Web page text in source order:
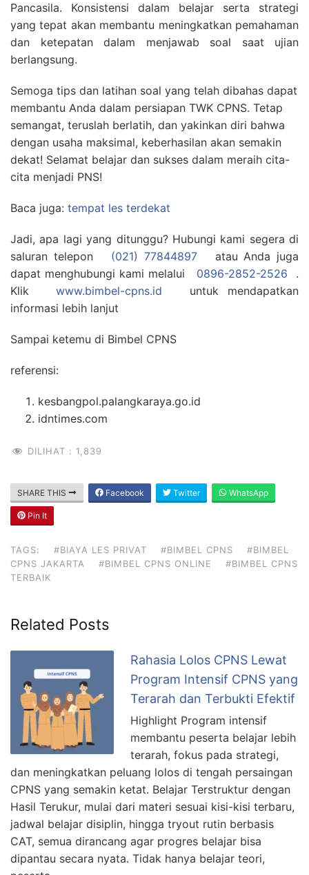
Pancasila. Konsistensi dalam belajar serta strategi
yang tepat akan membantu meningkatkan pemahaman
dan ketepatan dalam menjawab soal saat ujian
berlangsung.
Semoga tips dan latihan soal yang telah dibahas dapat
membantu Anda dalam persiapan TWK CPNS. Tetap
semangat, teruslah berlatih, dan yakinkan diri bahwa
dengan usaha maksimal, keberhasilan akan semakin
dekat! Selamat belajar dan sukses dalam meraih cita-
cita menjadi PNS!
Baca juga: tempat les terdekat
Jadi, apa lagi yang ditunggu? Hubungi kami segera di
saluran telepon (021) 77844897atau Anda juga
dapat menghubungi kami melalui 0896-2852-2526 .
Klikwww.bimbel-cpns.id untuk mendapatkan
informasi lebih lanjut
Sampai ketemu di Bimbel CPNS
referensi:
kesbangpol.palangkaraya.go.id
idntimes.com
DILIHAT : 1,839
SHARE THIS Facebook Twitter WhatsApp
Pin It
TAGS: #BIAYA LES PRIVAT #BIMBEL CPNS
#BIMBEL
CPNS JAKARTA
#BIMBEL CPNS ONLINE
#BIMBEL CPNS
TERBAIK
Related Posts
Rahasia Lolos CPNS Lewat
Program Intensif CPNS yang
Terarah dan Terbukti Efektif
Highlight Program intensif
membantu peserta belajar lebih
terarah, fokus pada strategi,
dan meningkatkan peluang lolos di tengah persaingan
CPNS yang semakin ketat. Belajar Terstruktur dengan
Hasil Terukur, mulai dari materi sesuai kisi-kisi terbaru,
jadwal belajar disiplin, hingga tryout rutin berbasis
CAT, semua dirancang agar progres belajar bisa
dipantau secara nyata. Tidak hanya belajar teori,